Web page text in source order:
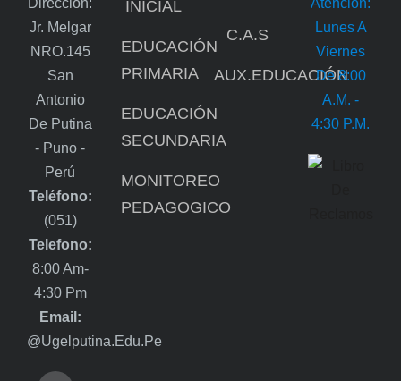
Dirección:
Jr. Melgar
NRO.145
San
Antonio
De Putina
- Puno -
Perú
Teléfono:
(051)
Telefono:
8:00 Am-
4:30 Pm
Email:
@ugelputina.edu.pe
INICIAL
EDUCACIÓN
PRIMARIA
EDUCACIÓN
SECUNDARIA
MONITOREO
PEDAGOGICO
C.A.S
AUX.EDUCACIÓN
Atención:
Lunes A
Viernes
De 8:00
A.m. -
4:30 P.m.